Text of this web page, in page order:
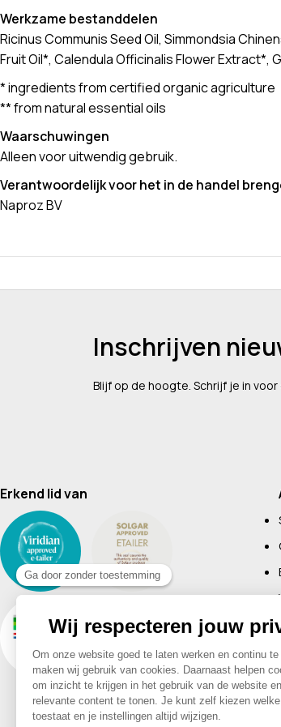
Werkzame bestanddelen
Ricinus Communis Seed Oil, Simmondsia
Fruit Oil*, Calendula Officinalis Flower Extract*,
* ingredients from certified organic agriculture
** from natural essential oils
Waarschuwingen
Alleen voor uitwendig gebruik.
Verantwoordelijk voor het in de handel
Naproz BV
Inschrijven
Blijf op de hoogte. Schrijf je in
Erkend lid van